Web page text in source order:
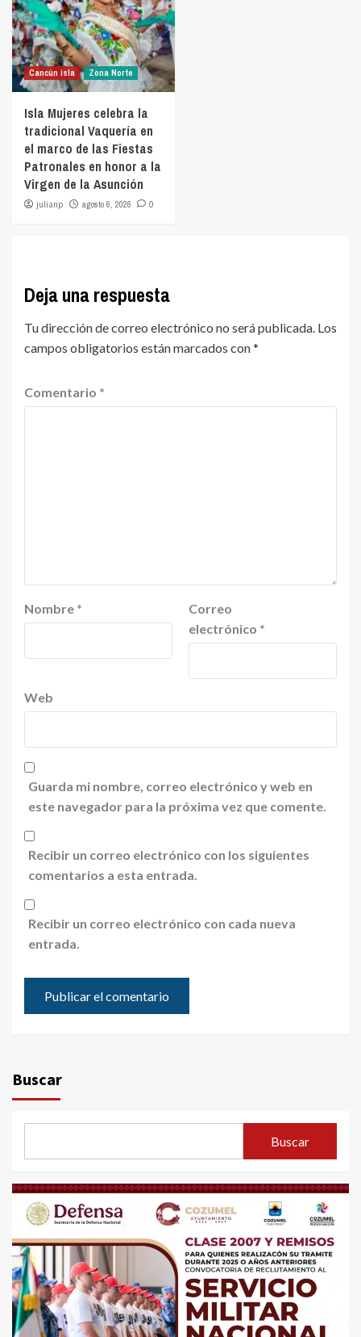
Cancún isla Zona Norte
Isla Mujeres celebra la
tradicional Vaquería en
el marco de las Fiestas
Patronales en honor a la
Virgen de la Asunción
julianp agosto 6, 2026 0
Deja una respuesta
Tu dirección de correo electrónico no será publicada. Los
campos obligatorios están marcados con*
Comentario *
Nombre *
Correo
electrónico *
Web
Guarda mi nombre, correo electrónico y web en
este navegador para la próxima vez que comente.
Recibir un correo electrónico con los siguientes
comentarios a esta entrada.
Recibir un correo electrónico con cada nueva
entrada.
Buscar
Buscar